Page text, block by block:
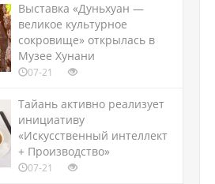
Выставка «Дуньхуан —
великое культурное
сокровище» открылась в
Музее Хунани
07-21
Тайань активно реализует
инициативу
«Искусственный интеллект
+ Производство»
07-21